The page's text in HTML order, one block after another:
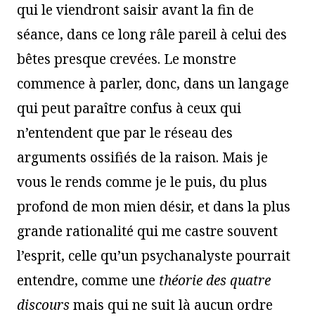
qui le viendront saisir avant la fin de
séance, dans ce long râle pareil à celui des
bêtes presque crevées. Le monstre
commence à parler, donc, dans un langage
qui peut paraître confus à ceux qui
n’entendent que par le réseau des
arguments ossifiés de la raison. Mais je
vous le rends comme je le puis, du plus
profond de mon mien désir, et dans la plus
grande rationalité qui me castre souvent
l’esprit, celle qu’un psychanalyste pourrait
entendre, comme une théorie des quatre
discoursmais qui ne suit là aucun ordre